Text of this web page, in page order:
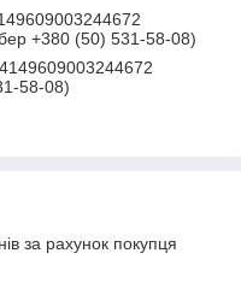
+380 (50) 531-58-08)
58-08)
за рахунок покупця